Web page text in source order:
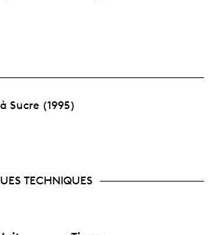
Sucre (1995)
TECHNIQUES